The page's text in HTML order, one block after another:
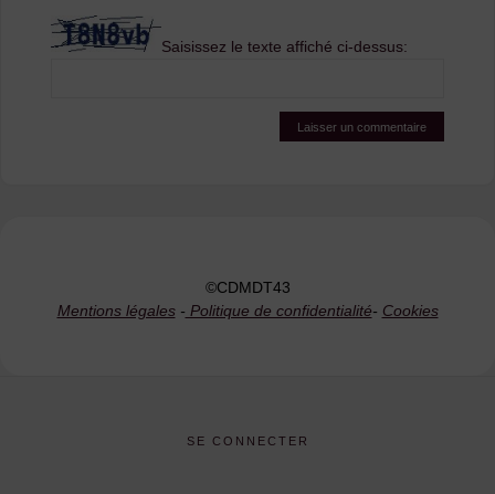
Saisissez le texte affiché ci-dessus:
©CDMDT43
Mentions légales- Politique de confidentialité- Cookies
SE CONNECTER